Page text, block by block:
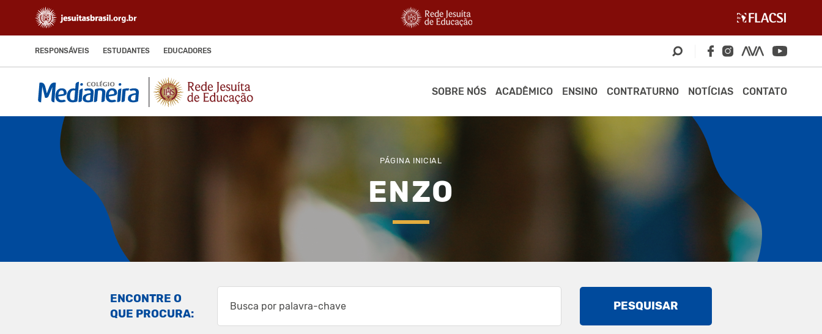
RESPONSÁVEIS ESTUDANTES EDUCADORES
SOBRE NÓS ACADÊMICO ENSINO CONTRATURNO NOTÍCIAS CONTATO
PÁGINA INICIAL
ENZO
ENCONTRE O
QUE PROCURA:
PESQUISAR